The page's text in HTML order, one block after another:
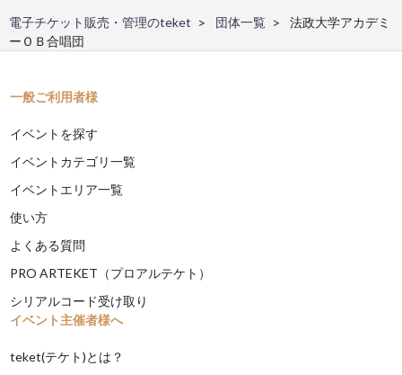
電子チケット販売・管理のteket 団体一覧
法政大学アカデミ
ーＯＢ合唱団
一般ご利用者様
イベントを探す
イベントカテゴリ一覧
イベントエリア一覧
使い方
よくある質問
PRO ARTEKET（プロアルテケト）
シリアルコード受け取り
イベント主催者様へ
teket(テケト)とは？